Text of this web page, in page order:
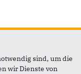
sind, um die
wir Dienste von